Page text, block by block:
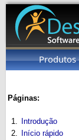
Produtos
Páginas:
1.
Introdução
2.
Início rápido